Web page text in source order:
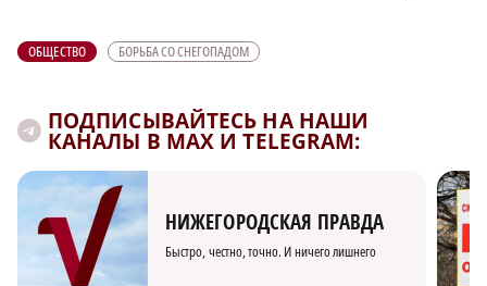
ОБЩЕСТВО БОРЬБА СО СНЕГОПАДОМ
ПОДПИСЫВАЙТЕСЬ НА НАШИ
КАНАЛЫ В MAX И TELEGRAM:
НИЖЕГОРОДСКАЯ ПРАВДА
Быстро, честно, точно. И ничего лишнего